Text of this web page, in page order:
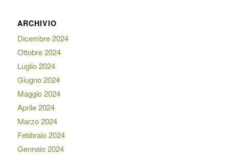
ARCHIVIO
Dicembre 2024
Ottobre 2024
Luglio 2024
Giugno 2024
Maggio 2024
Aprile 2024
Marzo 2024
Febbraio 2024
Gennaio 2024